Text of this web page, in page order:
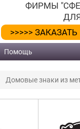
ФИРМЫ
>>>>>
Помощь
Домовые знаки из